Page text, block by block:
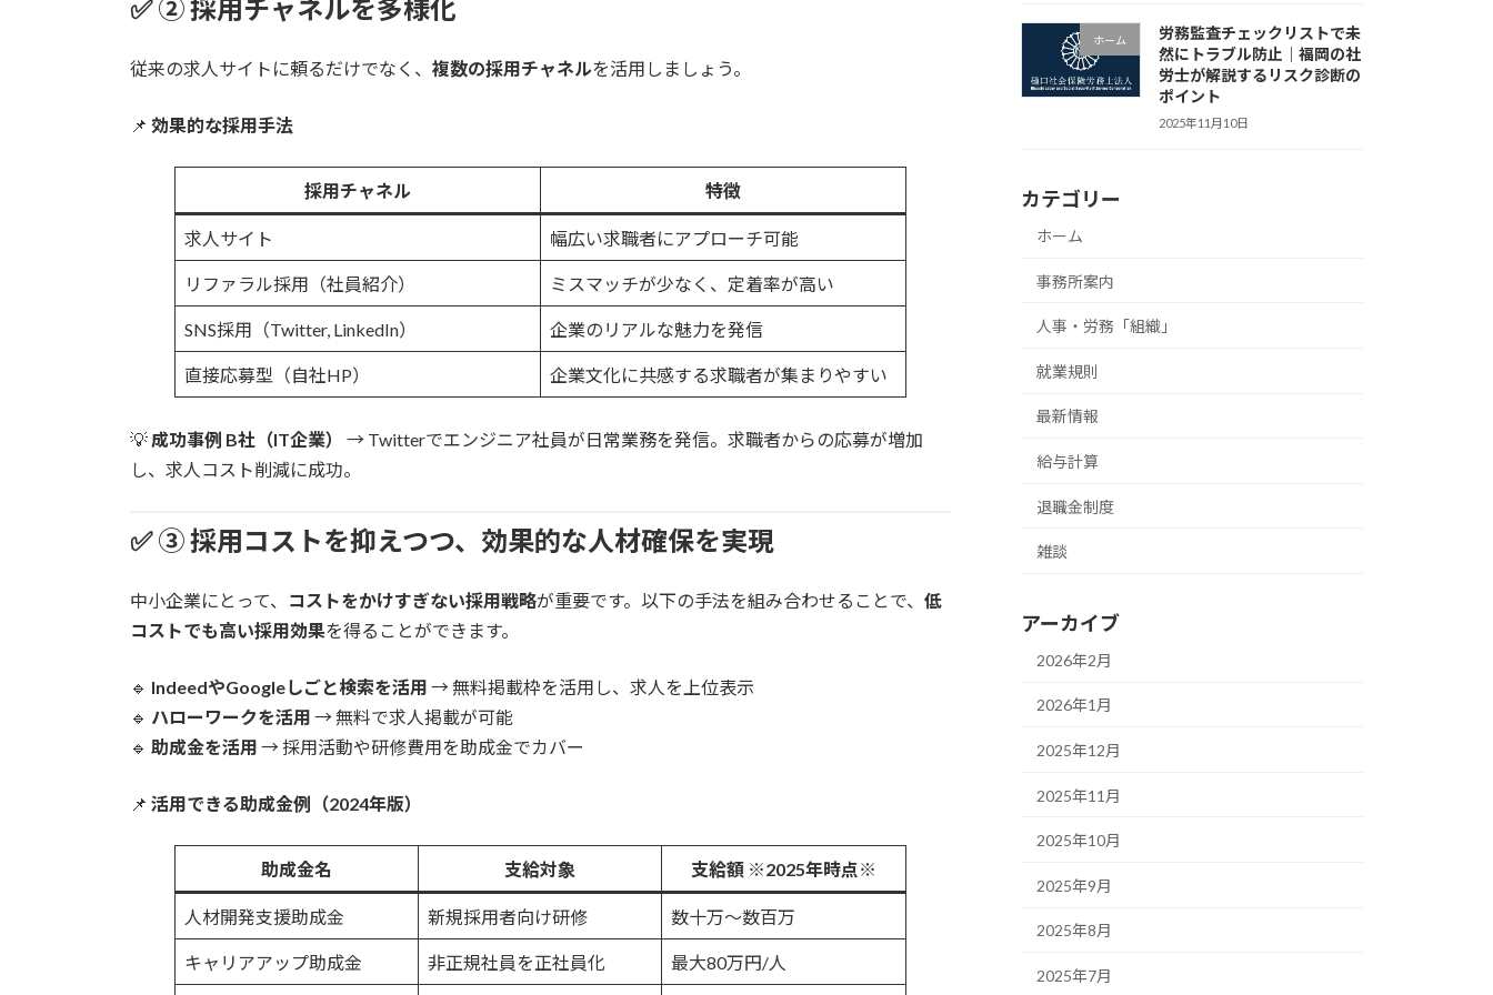
✅② 採用チャネルを多様化
従来の求人サイトに頼るだけでなく、 複数の採用チャネルを活用しましょう。
📌 効果的な採用手法
採用チャネル 特徴
求人サイト 幅広い求職者にアプローチ可能
リファラル採用（社員紹介） ミスマッチが少なく、定着率が高い
SNS採用（Twitter, LinkedIn） 企業のリアルな魅力を発信
直接応募型（自社HP） 企業文化に共感する求職者が集まりやすい
💡 成功事例 B社（IT企業）
→ Twitterでエンジニア社員が日常業務を発信。求職者からの応募が増加
し、求人コスト削減に成功。
✅③ 採用コストを抑えつつ、効果的な人材確保を実現
中小企業にとって、 コストをかけすぎない採用戦略が重要です。以下の手法を組み合わせることで、 低
コストでも高い採用効果を得ることができます。
🔹 IndeedやGoogleしごと検索を活用 → 無料掲載枠を活用し、求人を上位表示
🔹 ハローワークを活用 → 無料で求人掲載が可能
🔹 助成金を活用 → 採用活動や研修費用を助成金でカバー
📌 活用できる助成金例（2024年版）
助成金名 支給対象 支給額 ※2025年時点※
人材開発支援助成金 新規採用者向け研修 数十万～数百万
キャリアアップ助成金 非正規社員を正社員化 最大80万円/人
ホーム
労務監査チェックリストで未
然にトラブル防止｜福岡の社
労士が解説するリスク診断の
ポイント
2025年11月10日
カテゴリー
ホーム
事務所案内
人事・労務「組織」
就業規則
最新情報
給与計算
退職金制度
雑談
アーカイブ
2026年2月
2026年1月
2025年12月
2025年11月
2025年10月
2025年9月
2025年8月
2025年7月